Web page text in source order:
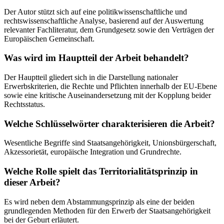
Der Autor stützt sich auf eine politikwissenschaftliche und
rechtswissenschaftliche Analyse, basierend auf der Auswertung
relevanter Fachliteratur, dem Grundgesetz sowie den Verträgen der
Europäischen Gemeinschaft.
Was wird im Hauptteil der Arbeit behandelt?
Der Hauptteil gliedert sich in die Darstellung nationaler
Erwerbskriterien, die Rechte und Pflichten innerhalb der EU-Ebene
sowie eine kritische Auseinandersetzung mit der Kopplung beider
Rechtsstatus.
Welche Schlüsselwörter charakterisieren die Arbeit?
Wesentliche Begriffe sind Staatsangehörigkeit, Unionsbürgerschaft,
Akzessorietät, europäische Integration und Grundrechte.
Welche Rolle spielt das Territorialitätsprinzip in
dieser Arbeit?
Es wird neben dem Abstammungsprinzip als eine der beiden
grundlegenden Methoden für den Erwerb der Staatsangehörigkeit
bei der Geburt erläutert.